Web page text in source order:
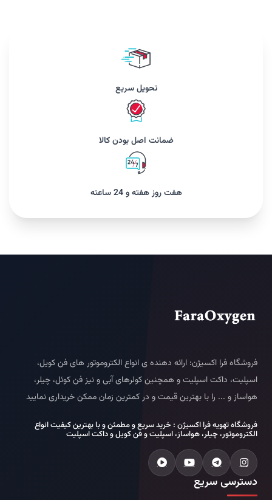
تحویل سریع
ضمانت اصل بودن کالا
هفت روز هفته و 24 ساعته
فروشگاه فرا اکسیژن: ارائه دهنده ی انواع الکتروموتور های فن کویل،
اسپلیت، داکت اسپلیت و همچنین کولرهای آبی و نیز فن کوئل، چیلر،
هواساز و ... را با بهترین قیمت و در کمترین زمان ممکن خریداری نمایید
فروشگاه تهویه فرا اکسیژن : خرید سریع و مطمئن و با بهترین کیفیت انواع
الکتروموتور، چیلر، هواساز، اسپلیت و فن کویل و داکت اسپلیت
دسترسی سریع